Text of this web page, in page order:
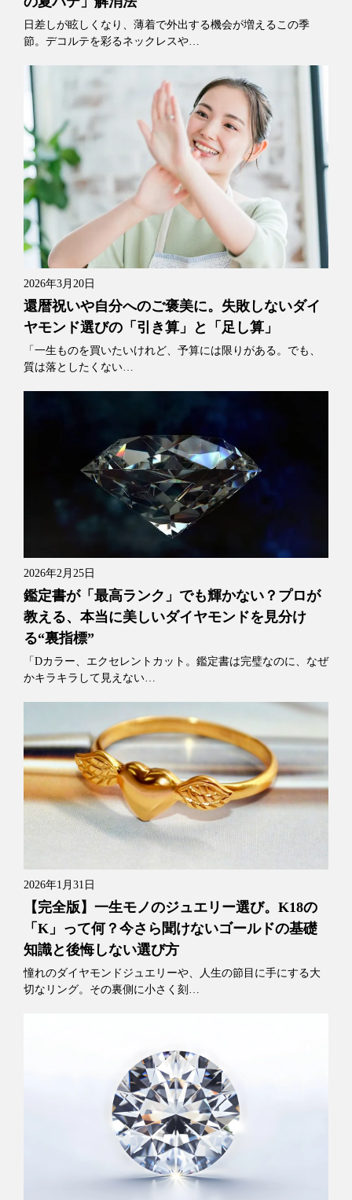
日差しが眩しくなり、薄着で外出する機会が増えるこの季
節。デコルテを彩るネックレスや…
2026年3月20日
還暦祝いや自分へのご褒美に。失敗しないダイ
ヤモンド選びの「引き算」と「足し算」
「一生ものを買いたいけれど、予算には限りがある。でも、
質は落としたくない…
2026年2月25日
鑑定書が「最高ランク」でも輝かない？プロが
教える、本当に美しいダイヤモンドを見分け
る“裏指標”
「Dカラー、エクセレントカット。鑑定書は完璧なのに、なぜ
かキラキラして見えない…
2026年1月31日
【完全版】一生モノのジュエリー選び。K18の
「K」って何？今さら聞けないゴールドの基礎
知識と後悔しない選び方
憧れのダイヤモンドジュエリーや、人生の節目に手にする大
切なリング。その裏側に小さく刻…